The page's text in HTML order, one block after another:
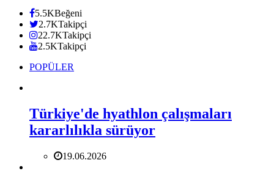
5.5KBeğeni
2.7KTakipçi
22.7KTakipçi
2.5KTakipçi
POPÜLER
Türkiye'de hyathlon çalışmaları
kararlılıkla sürüyor
19.06.2026